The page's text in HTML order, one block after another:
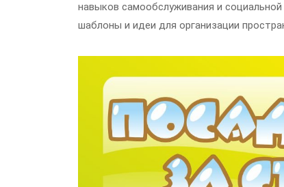
навыков самообслуживания и
шаблоны и идеи для организации